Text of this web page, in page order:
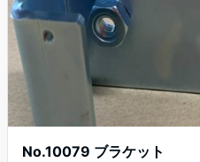
No.10079 ブラケット